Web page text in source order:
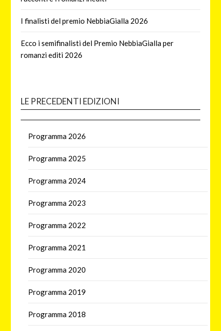
I finalisti del premio NebbiaGialla 2026
Ecco i semifinalisti del Premio NebbiaGialla per
romanzi editi 2026
LE PRECEDENTI EDIZIONI
Programma 2026
Programma 2025
Programma 2024
Programma 2023
Programma 2022
Programma 2021
Programma 2020
Programma 2019
Programma 2018